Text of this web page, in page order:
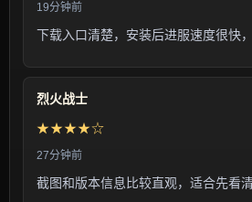
19分钟前
下载入口清楚，安装后进服速度很快
烈火战士
★★★★☆
27分钟前
截图和版本信息比较直观，适合先看清